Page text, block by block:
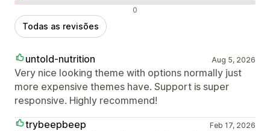
Avaliações negativas 0
Todas as revisões
untold-nutrition Aug 5, 2026
Very nice looking theme with options normally just
more expensive themes have. Support is super
responsive. Highly recommend!
trybeepbeep
Feb 17, 2026